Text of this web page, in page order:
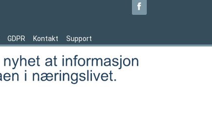
GDPR Kontakt Support